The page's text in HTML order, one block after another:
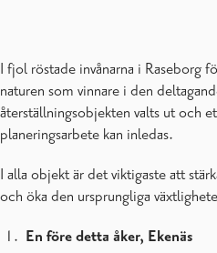
I fjol röstade invånarna i Raseborg
naturen som vinnare i den
återställningsobjekten valts ut och
planeringsarbete kan inledas.
I alla objekt är det viktigaste att
och öka den ursprungliga
En före detta åker, Ekenäs